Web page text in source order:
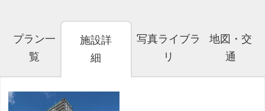
プラン一
覧
施設詳
細
写真ライブラ
リ
地図・交
通